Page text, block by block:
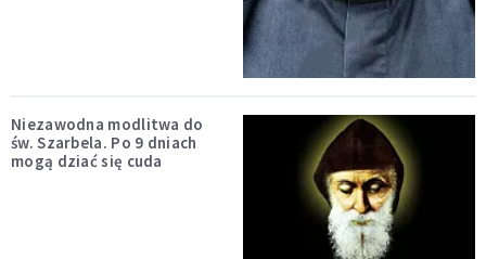
Niezawodna modlitwa do
św. Szarbela. Po 9 dniach
mogą dziać się cuda